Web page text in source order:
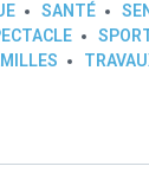
SANTÉ